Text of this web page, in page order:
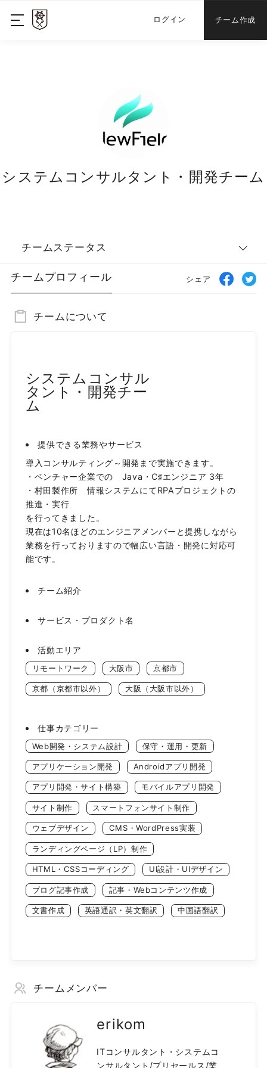
ログイン チーム作成
システムコンサルタント・開発チーム
チームステータス
チームプロフィール シェア
チームについて
システムコンサル
タント・開発チー
ム
提供できる業務やサービス
導入コンサルティング～開発まで実施できます。
・ベンチャー企業での　Java・C♯エンジニア 3年
・村田製作所　情報システムにてRPAプロジェクトの
推進・実行
を行ってきました。
現在は10名ほどのエンジニアメンバーと提携しながら
業務を行っておりますので幅広い言語・開発に対応可
チーム紹介
サービス・プロダクト名
活動エリア
リモートワーク 大阪市 京都市
京都（京都市以外） 大阪（大阪市以外）
仕事カテゴリー
Web開発・システム設計 保守・運用・更新
アプリケーション開発 Androidアプリ開発
アプリ開発・サイト構築 モバイルアプリ開発
サイト制作 スマートフォンサイト制作
ウェブデザイン CMS・WordPress実装
ランディングページ（LP）制作
HTML・CSSコーディング UI設計・UIデザイン
ブログ記事作成 記事・Webコンテンツ作成
文書作成 英語通訳・英文翻訳 中国語翻訳
チームメンバー
erikom
ITコンサルタント・システムコ
ンサルタント/プリセールス/業